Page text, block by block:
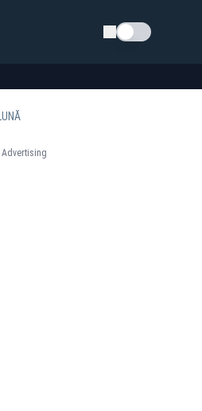
Schimba tema
Advertising